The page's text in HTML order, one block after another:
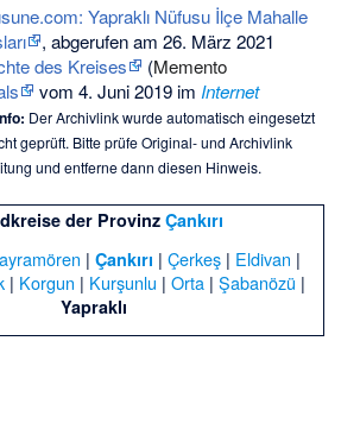
Yapraklı Nüfusu İlçe Mahalle
, abgerufen am 26. März 2021
des Kreises (Memento
vom 4. Juni 2019 im Internet
Der Archivlink wurde automatisch eingesetzt
geprüft. Bitte prüfe Original- und Archivlink
und entferne dann diesen Hinweis.
der ProvinzÇankırı
|Çankırı |Çerkeş | Eldivan |
| Korgun | Kurşunlu | Orta| Şabanözü |
Yapraklı